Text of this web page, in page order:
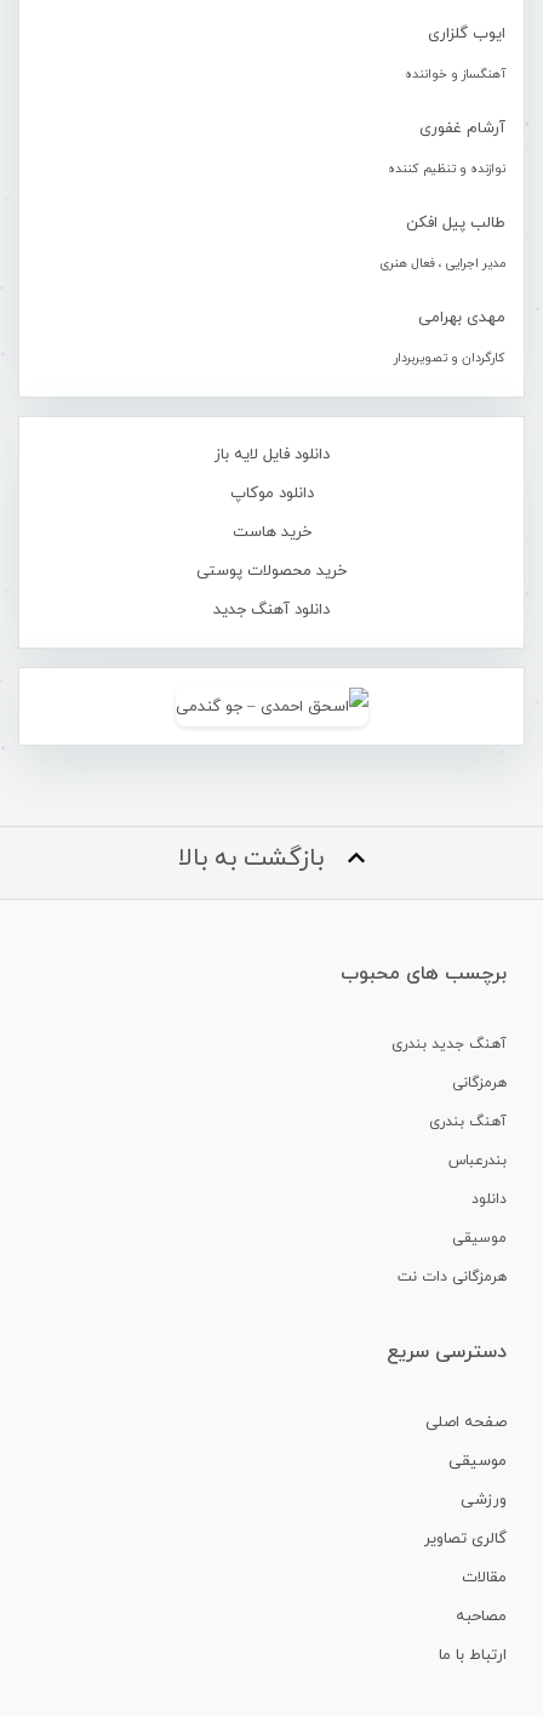
ایوب گلزاری
آهنگساز و خواننده
آرشام غفوری
نوازنده و تنظیم کننده
طالب پیل افکن
مدیر اجرایی ، فعال هنری
مهدی بهرامی
کارگردان و تصویربردار
دانلود فایل لایه باز
دانلود موکاپ
خرید هاست
خرید محصولات پوستی
دانلود آهنگ جدید
بازگشت به بالا
برچسب های محبوب
آهنگ جدید بندری
هرمزگانی
آهنگ بندری
بندرعباس
دانلود
موسیقی
هرمزگانی دات نت
دسترسی سریع
صفحه اصلی
موسیقی
ورزشی
گالری تصاویر
مقالات
مصاحبه
ارتباط با ما